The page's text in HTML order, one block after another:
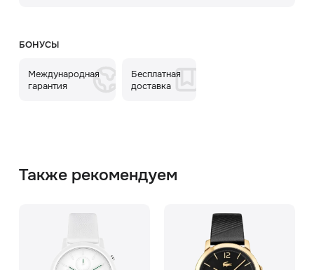
БОНУСЫ
Международная
гарантия
Бесплатная
доставка
Также рекомендуем